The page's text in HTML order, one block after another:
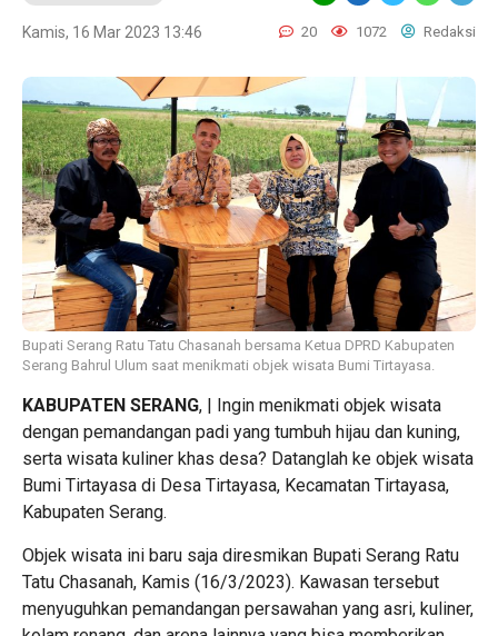
Kamis, 16 Mar 2023 13:46 20 1072 Redaksi
Bupati Serang Ratu Tatu Chasanah bersama Ketua DPRD Kabupaten
Serang Bahrul Ulum saat menikmati objek wisata Bumi Tirtayasa.
KABUPATEN SERANG, | Ingin menikmati objek wisata
dengan pemandangan padi yang tumbuh hijau dan kuning,
serta wisata kuliner khas desa? Datanglah ke objek wisata
Bumi Tirtayasa di Desa Tirtayasa, Kecamatan Tirtayasa,
Kabupaten Serang.
Objek wisata ini baru saja diresmikan Bupati Serang Ratu
Tatu Chasanah, Kamis (16/3/2023). Kawasan tersebut
menyuguhkan pemandangan persawahan yang asri, kuliner,